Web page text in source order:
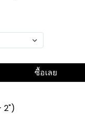
ซื้อเลย
2")